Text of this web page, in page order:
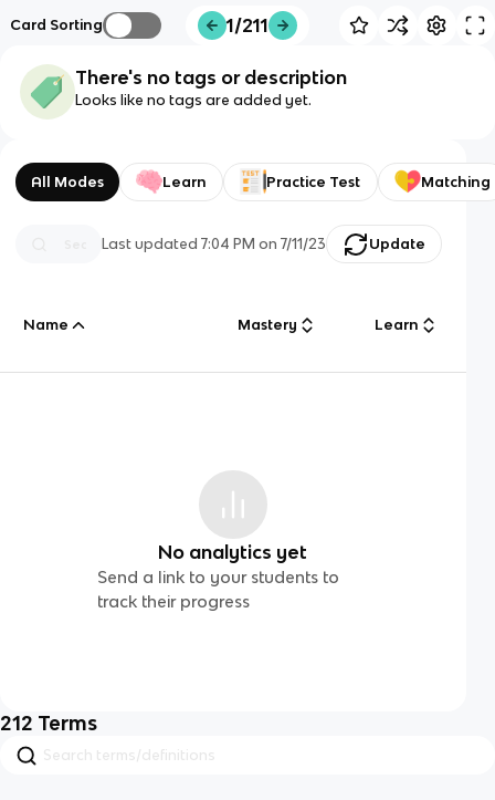
Card Sorting 1/211
There's no tags or description
Looks like no tags are added yet.
All Modes Learn Practice Test Matching
Last updated7:04 PM on 7/11/23 Update
Name Mastery Learn
No analytics yet
Send a link to your students to
track their progress
212 Terms